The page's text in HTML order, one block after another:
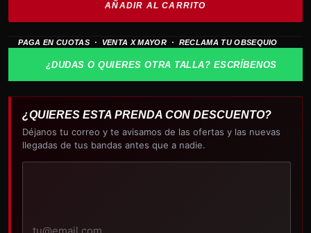
skywalker
only
at
cantidad
AÑADIR AL CARRITO
PAGA EN CUOTAS · VENTA X MAYOR · RECLAMA TU OBSEQUIO
¿DUDAS O QUIERES OTRA TALLA? ESCRÍBENOS
¿QUIERES ESTA PRENDA CON DESCUENTO?
Déjanos tu correo y te avisamos de las ofertas y las nuevas
llegadas de tus bandas antes que a nadie.